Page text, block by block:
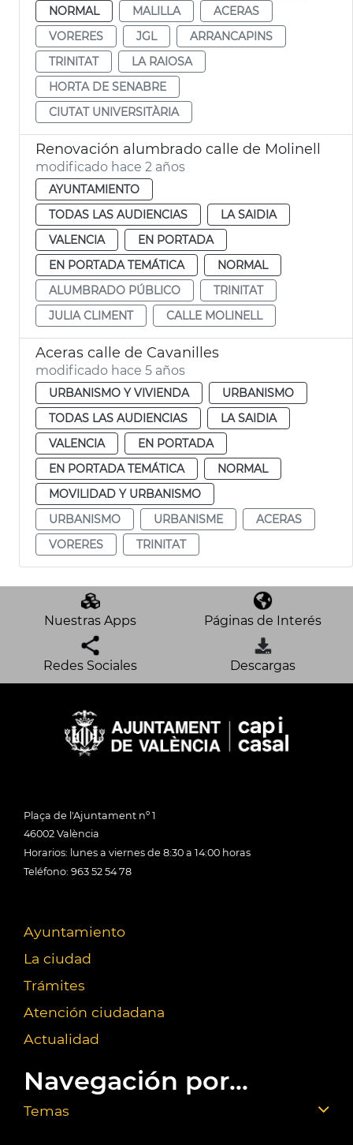
NORMAL
MALILLA
ACERAS
VORERES
JGL
ARRANCAPINS
TRINITAT
LA RAIOSA
HORTA DE SENABRE
CIUTAT UNIVERSITÀRIA
Renovación alumbrado calle de Molinell
modificado hace 2 años
AYUNTAMIENTO
TODAS LAS AUDIENCIAS
LA SAIDIA
VALENCIA
EN PORTADA
EN PORTADA TEMÁTICA
NORMAL
ALUMBRADO PÚBLICO
TRINITAT
JULIA CLIMENT
CALLE MOLINELL
Aceras calle de Cavanilles
modificado hace 5 años
URBANISMO Y VIVIENDA
URBANISMO
TODAS LAS AUDIENCIAS
LA SAIDIA
VALENCIA
EN PORTADA
EN PORTADA TEMÁTICA
NORMAL
MOVILIDAD Y URBANISMO
URBANISMO
URBANISME
ACERAS
VORERES
TRINITAT
Nuestras Apps Páginas de Interés
Redes Sociales Descargas
Plaça de l'Ajuntament nº 1
46002 València
Horarios: lunes a viernes de 8:30 a 14:00 horas
Teléfono: 963 52 54 78
Ayuntamiento
La ciudad
Trámites
Atención ciudadana
Actualidad
Navegación por...
Temas